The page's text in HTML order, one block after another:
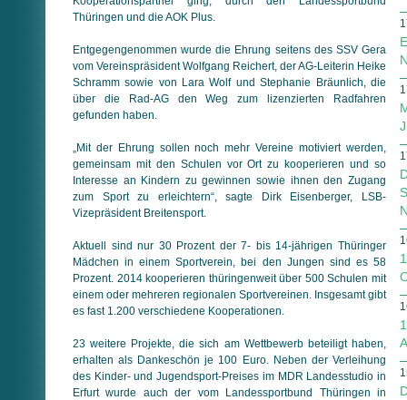
Thüringen und die AOK Plus.
Entgegengenommen wurde die Ehrung seitens des SSV Gera
vom Vereinspräsident Wolfgang Reichert, der AG-Leiterin Heike
Schramm sowie von Lara Wolf und Stephanie Bräunlich, die
über die Rad-AG den Weg zum lizenzierten Radfahren
gefunden haben.
„Mit der Ehrung sollen noch mehr Vereine motiviert werden,
gemeinsam mit den Schulen vor Ort zu kooperieren und so
Interesse an Kindern zu gewinnen sowie ihnen den Zugang
zum Sport zu erleichtern“, sagte Dirk Eisenberger, LSB-
Vizepräsident Breitensport.
Aktuell sind nur 30 Prozent der 7- bis 14-jährigen Thüringer
Mädchen in einem Sportverein, bei den Jungen sind es 58
Prozent. 2014 kooperieren thüringenweit über 500 Schulen mit
einem oder mehreren regionalen Sportvereinen. Insgesamt gibt
es fast 1.200 verschiedene Kooperationen.
23 weitere Projekte, die sich am Wettbewerb beteiligt haben,
erhalten als Dankeschön je 100 Euro. Neben der Verleihung
des Kinder- und Jugendsport-Preises im MDR Landesstudio in
Erfurt wurde auch der vom Landessportbund Thüringen in